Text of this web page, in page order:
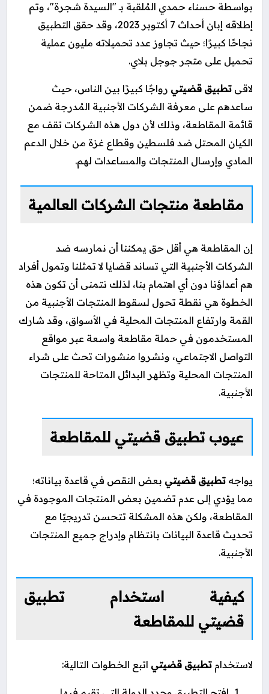
بواسطة حسناء حمدي المُلقبة بـ "السيدة شجرة"، وتم
إطلاقه إبان أحداث 7 أكتوبر 2023، وقد حقق التطبيق
نجاحًا كبيرًا؛ حيث تجاوز عدد تحميلاته مليون عملية
تحميل على متجر جوجل بلاي.
لاقىتطبيق قضيتي رواجًا كبيرًا بين الناس، حيث
ساعدهم على معرفة الشركات الأجنبية المُدرجة ضمن
قائمة المقاطعة، وذلك لأن دول هذه الشركات تقف مع
الكيان المحتل ضد فلسطين وقطاع غزة من خلال الدعم
المادي وإرسال المنتجات والمساعدات لهم.
مقاطعة منتجات الشركات العالمية
إن المقاطعة هي أقل حق يمكننا أن نمارسه ضد
الشركات الأجنبية التي تساند قضايا لا تمثلنا وتمول أفراد
هم أعداؤنا دون أي اهتمام بنا، لذلك نتمنى أن تكون هذه
الخطوة هي نقطة تحول لسقوط المنتجات الأجنبية من
القمة وارتفاع المنتجات المحلية في الأسواق، وقد شارك
المستخدمون في حملة مقاطعة واسعة عبر مواقع
التواصل الاجتماعي، ونشروا منشورات تحث على شراء
المنتجات المحلية وتظهر البدائل المتاحة للمنتجات
الأجنبية.
عيوب تطبيق قضيتي للمقاطعة
يواجهتطبيق قضيتي بعض النقص في قاعدة بياناته؛
مما يؤدي إلى عدم تضمين بعض المنتجات الموجودة في
المقاطعة، ولكن هذه المشكلة تتحسن تدريجيًا مع
تحديث قاعدة البيانات بانتظام وإدراج جميع المنتجات
الأجنبية.
كيفية استخدام تطبيق
قضيتي للمقاطعة
لاستخدامتطبيق قضيتي اتبع الخطوات التالية: